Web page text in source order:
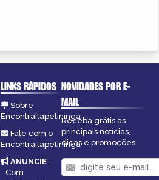
LINKS RÁPIDOS
Sobre
EncontraItapetininga
Fale com o
EncontraItapetininga
ANUNCIE:
Com
NOVIDADES POR E-
MAIL
Receba grátis as
principais notícias,
dicas e promoções